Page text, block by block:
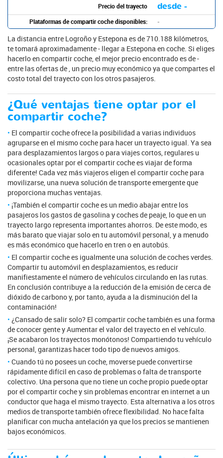
Precio del trayecto
desde -
Plataformas de compartir coche disponibles: -
La distancia entre Logroño y Estepona es de 710.188 kilómetros,
te tomará aproximadamente - llegar a Estepona en coche. Si eliges
hacerlo en compartir coche, el mejor precio encontrado es de -
entre las ofertas de , un precio muy económico ya que compartes el
costo total del trayecto con los otros pasajeros.
¿Qué ventajas tiene optar por el
compartir coche?
El compartir coche ofrece la posibilidad a varias individuos
agruparse en el mismo coche para hacer un trayecto igual. Ya sea
para desplazamientos largos o para viajes cortos, regulares u
ocasionales optar por el compartir coche es viajar de forma
diferente! Cada vez más viajeros eligen el compartir coche para
movilizarse, una nueva solución de transporte emergente que
proporciona muchas ventajas.
¡También el compartir coche es un medio abajar entre los
pasajeros los gastos de gasolina y coches de peaje, lo que en un
trayecto largo representa importantes ahorros. De este modo, es
más barato que viajar solo en tu automóvil personal, y a menudo
es más económico que hacerlo en tren o en autobús.
El compartir coche es igualmente una solución de coches verdes.
Compartir tu automóvil en desplazamientos, es reducir
manifiestamente el número de vehículos circulando en las rutas.
En conclusión contribuye a la reducción de la emisión de cerca de
dióxido de carbono y, por tanto, ayuda a la disminución del la
contaminación!
¿Cansado de salir solo? El compartir coche también es una forma
de conocer gente y Aumentar el valor del trayecto en el vehículo.
¡Se acabaron los trayectos monótonos! Compartiendo tu vehículo
personal, garantizas hacer todo tipo de nuevos amigos.
Cuando tú no posees un coche, moverse puede convertirse
rápidamente difícil en caso de problemas o falta de transporte
colectivo. Una persona que no tiene un coche propio puede optar
por el compartir coche y sin problemas encontrar en internet a un
conductor que haga el mismo trayecto. Esta alternativa a los otros
medios de transporte también ofrece flexibilidad. No hace falta
planificar con mucha antelación ya que los precios se mantienen
bajos económicos.